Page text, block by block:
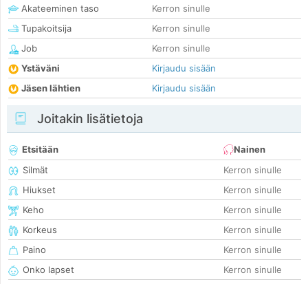
Akateeminen taso
Kerron sinulle
Tupakoitsija
Kerron sinulle
Job
Kerron sinulle
Ystäväni
Kirjaudu sisään
Jäsen lähtien
Kirjaudu sisään
Joitakin lisätietoja
Etsitään
Nainen
Silmät
Kerron sinulle
Hiukset
Kerron sinulle
Keho
Kerron sinulle
Korkeus
Kerron sinulle
Paino
Kerron sinulle
Onko lapset
Kerron sinulle